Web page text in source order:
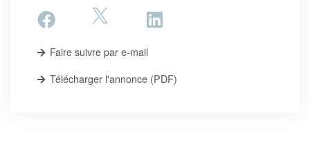
Faire suivre par e-mail
Télécharger l'annonce (PDF)